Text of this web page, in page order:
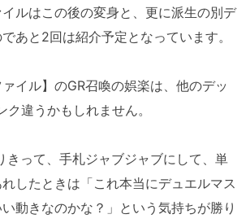
ルはこの後の変身と、更に派生の別デ
あと2回は紹介予定となっています。
イル】のGR召喚の娯楽は、他のデッ
ク違うかもしれません。
きって、手札ジャブジャブにして、単
したときは「これ本当にデュエルマス
動きなのかな？」という気持ちが勝り